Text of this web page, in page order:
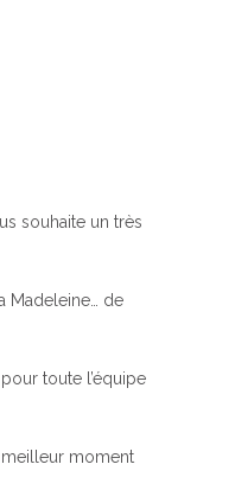
souhaite un très
Madeleine… de
toute l’équipe
moment